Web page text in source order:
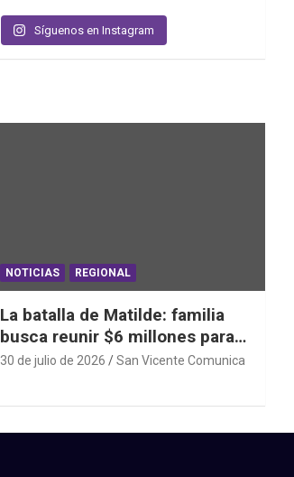
Síguenos en Instagram
NOTICIAS REGIONAL
La batalla de Matilde: familia
busca reunir $6 millones para
una cirugía que no puede
30 de julio de 2026 San Vicente Comunica